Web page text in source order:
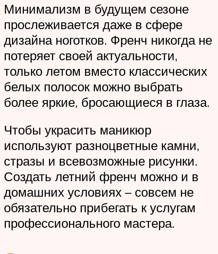
Минимализм в будущем сезоне
прослеживается даже в сфере
дизайна ноготков. Френч никогда не
потеряет своей актуальности,
только летом вместо классических
белых полосок можно выбрать
более яркие, бросающиеся в глаза.
Чтобы украсить маникюр
используют разноцветные камни,
стразы и всевозможные рисунки.
Создать летний френч можно и в
домашних условиях – совсем не
обязательно прибегать к услугам
профессионального мастера.